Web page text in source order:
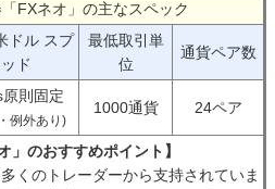
FXネオ」の主なスペック
ドル スプ
ド
最低取引単
位
通貨ペア数
則固定
例外あり)
1000通貨 24ペア
」のおすすめポイント】
くのトレーダーから支持されていま